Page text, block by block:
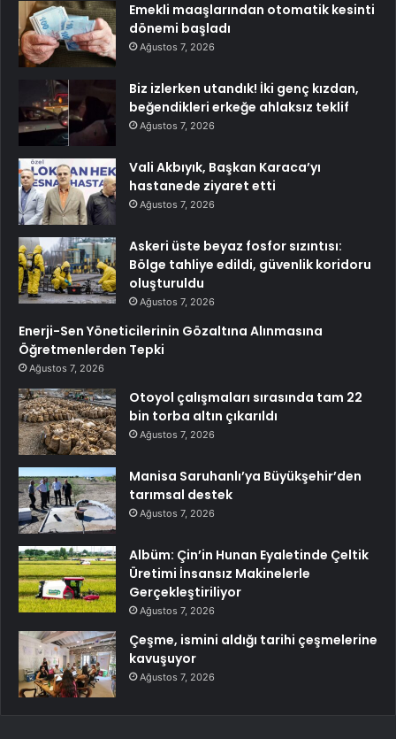
Emekli maaşlarından otomatik kesinti
dönemi başladı
Ağustos 7, 2026
Biz izlerken utandık! İki genç kızdan,
beğendikleri erkeğe ahlaksız teklif
Ağustos 7, 2026
Vali Akbıyık, Başkan Karaca’yı
hastanede ziyaret etti
Ağustos 7, 2026
Askeri üste beyaz fosfor sızıntısı:
Bölge tahliye edildi, güvenlik koridoru
oluşturuldu
Ağustos 7, 2026
Enerji-Sen Yöneticilerinin Gözaltına Alınmasına
Öğretmenlerden Tepki
Ağustos 7, 2026
Otoyol çalışmaları sırasında tam 22
bin torba altın çıkarıldı
Ağustos 7, 2026
Manisa Saruhanlı’ya Büyükşehir’den
tarımsal destek
Ağustos 7, 2026
Albüm: Çin’in Hunan Eyaletinde Çeltik
Üretimi İnsansız Makinelerle
Gerçekleştiriliyor
Ağustos 7, 2026
Çeşme, ismini aldığı tarihi çeşmelerine
kavuşuyor
Ağustos 7, 2026